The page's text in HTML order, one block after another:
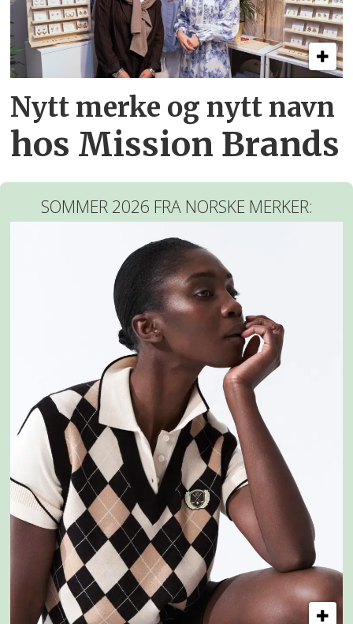
Nytt merke og nytt navn
hos Mission Brands
SOMMER 2026 FRA NORSKE MERKER: